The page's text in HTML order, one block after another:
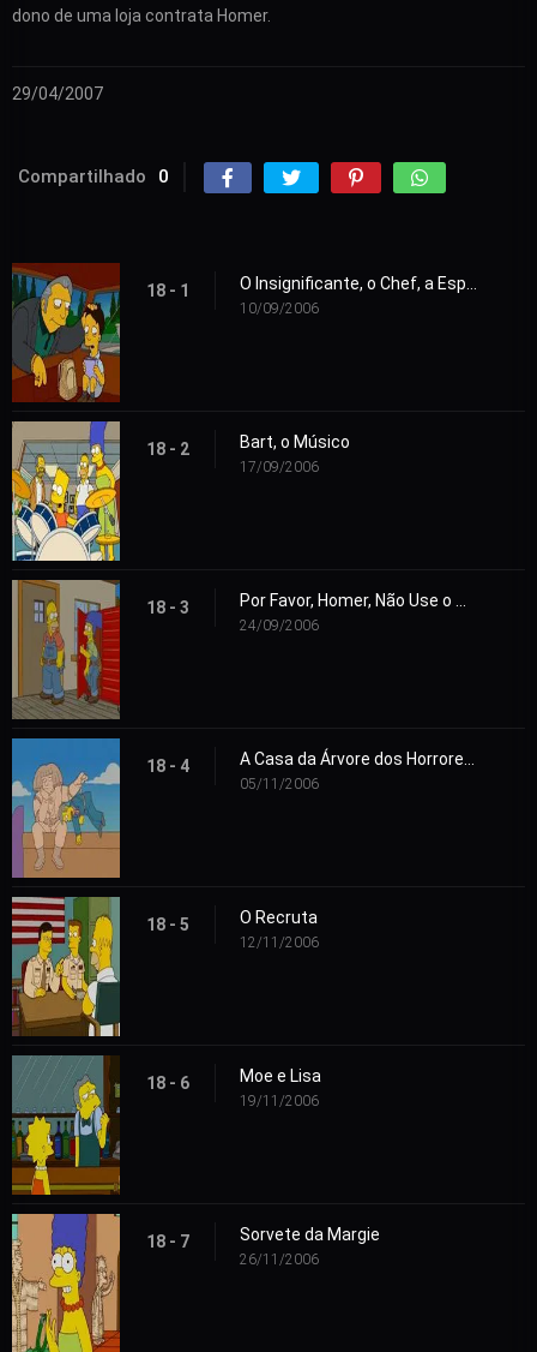
dono de uma loja contrata Homer.
29/04/2007
Compartilhado 0
18 - 1
10/09/2006
18 - 2 Bart, o Músico
17/09/2006
18 - 3
24/09/2006
18 - 4
05/11/2006
18 - 5 O Recruta
12/11/2006
18 - 6 Moe e Lisa
19/11/2006
18 - 7 Sorvete da Margie
26/11/2006